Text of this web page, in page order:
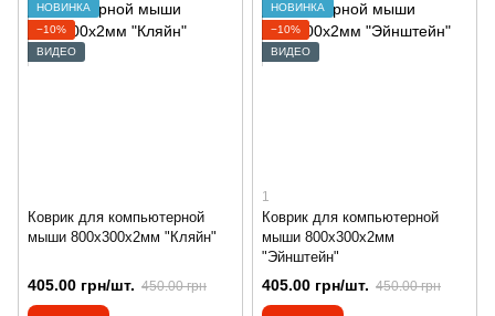
НОВИНКА
−10%
ВИДЕО
Коврик для компьютерной
мыши 800х300х2мм "Кляйн"
405.00 грн/шт. 450.00 грн
НОВИНКА
−10%
ВИДЕО
1
Коврик для компьютерной
мыши 800х300х2мм
"Эйнштейн"
405.00 грн/шт. 450.00 грн